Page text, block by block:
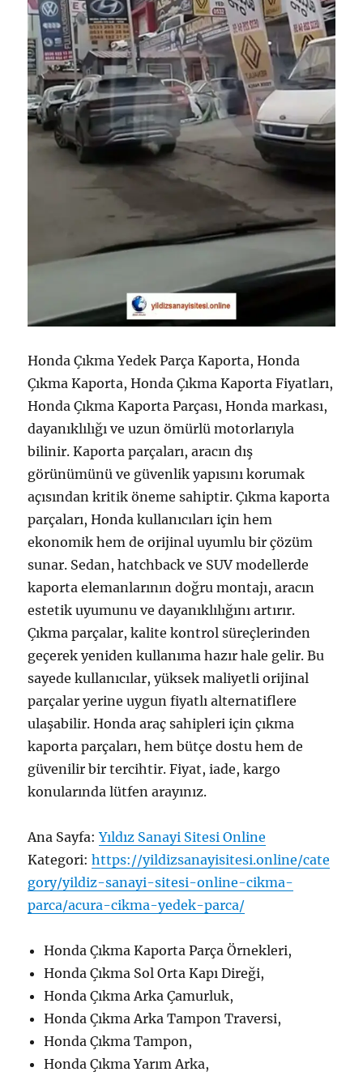
Honda Çıkma Yedek Parça Kaporta, Honda
Çıkma Kaporta, Honda Çıkma Kaporta Fiyatları,
Honda Çıkma Kaporta Parçası, Honda markası,
dayanıklılığı ve uzun ömürlü motorlarıyla
bilinir. Kaporta parçaları, aracın dış
görünümünü ve güvenlik yapısını korumak
açısından kritik öneme sahiptir. Çıkma kaporta
parçaları, Honda kullanıcıları için hem
ekonomik hem de orijinal uyumlu bir çözüm
sunar. Sedan, hatchback ve SUV modellerde
kaporta elemanlarının doğru montajı, aracın
estetik uyumunu ve dayanıklılığını artırır.
Çıkma parçalar, kalite kontrol süreçlerinden
geçerek yeniden kullanıma hazır hale gelir. Bu
sayede kullanıcılar, yüksek maliyetli orijinal
parçalar yerine uygun fiyatlı alternatiflere
ulaşabilir. Honda araç sahipleri için çıkma
kaporta parçaları, hem bütçe dostu hem de
güvenilir bir tercihtir. Fiyat, iade, kargo
konularında lütfen arayınız.
Ana Sayfa:Yıldız Sanayi Sitesi Online
Kategori:https://yildizsanayisitesi.online/cate
gory/yildiz-sanayi-sitesi-online-cikma-
parca/acura-cikma-yedek-parca/
Honda Çıkma Kaporta Parça Örnekleri,
Honda Çıkma Sol Orta Kapı Direği,
Honda Çıkma Arka Çamurluk,
Honda Çıkma Arka Tampon Traversi,
Honda Çıkma Tampon,
Honda Çıkma Yarım Arka,